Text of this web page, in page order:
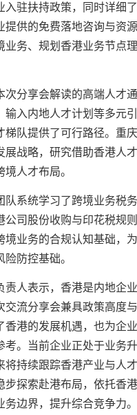
入驻扶持政策，同时详细
提供的免费落地咨询与资源
业务、规划香港业务节点
分享会解读的高端人才通
输入内地人才计划等多元
梯队提供了可行路径。重庆
展战略，研究借助香港人
人才布局。
队系统学习了跨境业务税
公司股份收购与印花税规
境业务的合规认知基础，
防控基础。
责人表示，香港是内地企
流分享会兼具政策高度与
香港的发展机遇，也为企
考。当前企业正处于业务
持续跟踪香港产业与人才
步探索赴港布局，依托香
边界，提升综合竞争力。